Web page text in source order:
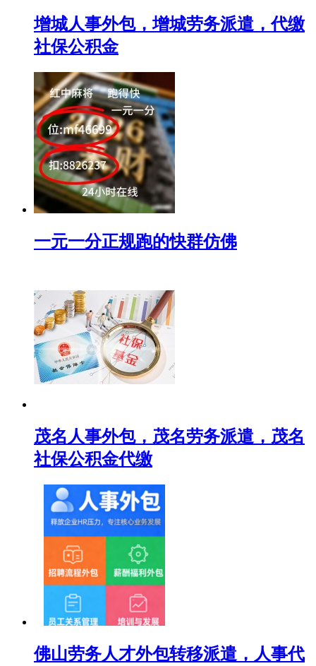
增城人事外包，增城劳务派遣，代缴
社保公积金
一元一分正规跑的快群仿佛
茂名人事外包，茂名劳务派遣，茂名
社保公积金代缴
佛山劳务人才外包转移派遣，人事代